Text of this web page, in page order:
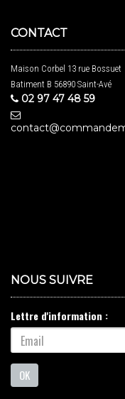
CONTACT
Maison Corbel 13 rue Bossuet
Batiment B 56890 Saint-Avé
02 97 47 48 59
NOUS SUIVRE
Lettre d'information :
OK